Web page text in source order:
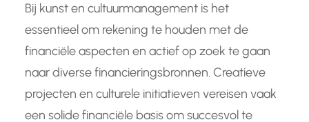
Bij kunst en cultuurmanagement is het
essentieel om rekening te houden met de
financiële aspecten en actief op zoek te gaan
naar diverse financieringsbronnen. Creatieve
projecten en culturele initiatieven vereisen vaak
een solide financiële basis om succesvol te